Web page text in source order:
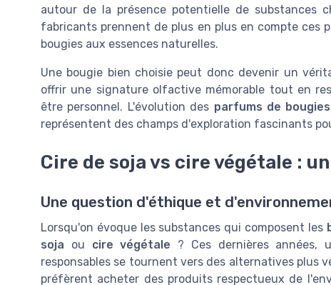
autour de la présence potentielle de substances
fabricants prennent de plus en plus en compte ces
bougies aux essences naturelles.
Une bougie bien choisie peut donc devenir un
offrir une signature olfactive mémorable tout en
être personnel. L'évolution des parfums de bougies
représentent des champs d'exploration fascinants
Cire de soja vs cire végétale :
Une question d'éthique et
Lorsqu'on évoque les substances qui composent les
soja ou cire végétale ? Ces dernières années,
responsables se tournent vers des alternatives plus
préfèrent acheter des produits respectueux de